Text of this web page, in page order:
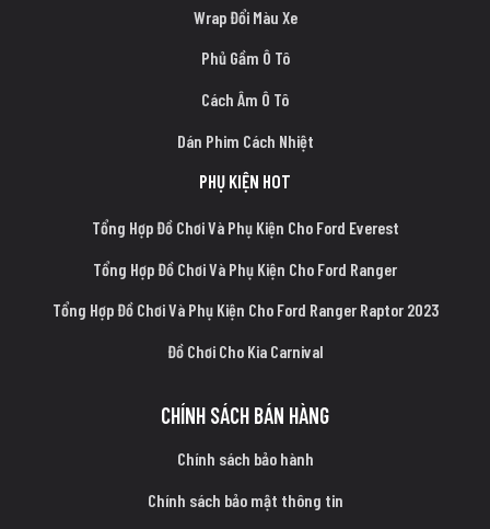
Wrap Đổi Màu Xe
Phủ Gầm Ô Tô
Cách Âm Ô Tô
Dán Phim Cách Nhiệt
PHỤ KIỆN HOT
Tổng Hợp Đồ Chơi Và Phụ Kiện Cho Ford Everest
Tổng Hợp Đồ Chơi Và Phụ Kiện Cho Ford Ranger
Tổng Hợp Đồ Chơi Và Phụ Kiện Cho Ford Ranger Raptor 2023
Đồ Chơi Cho Kia Carnival
CHÍNH SÁCH BÁN HÀNG
Chính sách bảo hành
Chính sách bảo mật thông tin